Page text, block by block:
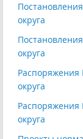
округа
округа
Распоряжения
округа
Распоряжения
округа